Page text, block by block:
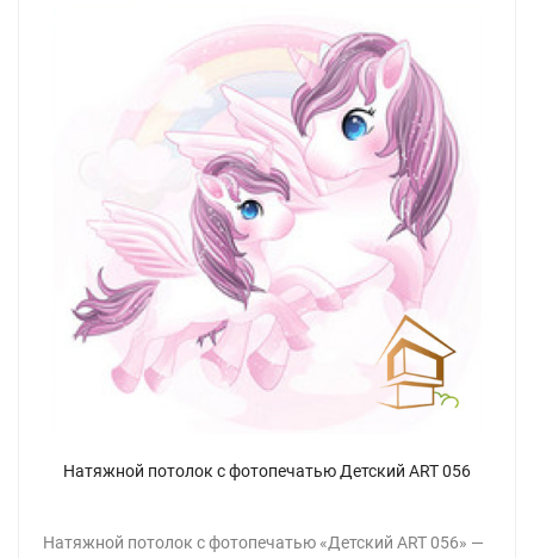
Натяжной потолок с фотопечатью Детский ART 056
Натяжной потолок с фотопечатью «Детский ART 056» —